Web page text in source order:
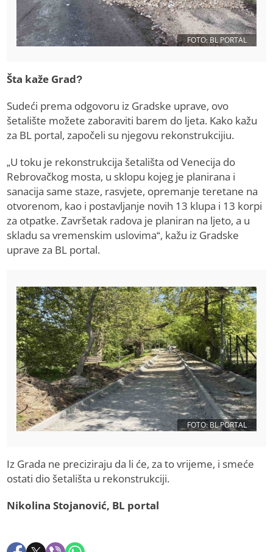
FOTO: BL PORTAL
Šta kaže Grad?
Sudeći prema odgovoru iz Gradske uprave, ovo
šetalište možete zaboraviti barem do ljeta. Kako kažu
za BL portal, započeli su njegovu rekonstrukcijiu.
„U toku je rekonstrukcija šetališta od Venecija do
Rebrovačkog mosta, u sklopu kojeg je planirana i
sanacija same staze, rasvjete, opremanje teretane na
otvorenom, kao i postavljanje novih 13 klupa i 13 korpi
za otpatke. Završetak radova je planiran na ljeto, a u
skladu sa vremenskim uslovima“, kažu iz Gradske
uprave za BL portal.
FOTO: BL PORTAL
Iz Grada ne preciziraju da li će, za to vrijeme, i smeće
ostati dio šetališta u rekonstrukciji.
Nikolina Stojanović, BL portal